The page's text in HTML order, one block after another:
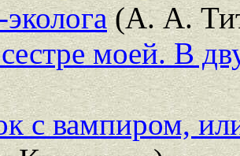
(А. А.
моей. В
с вампиром,